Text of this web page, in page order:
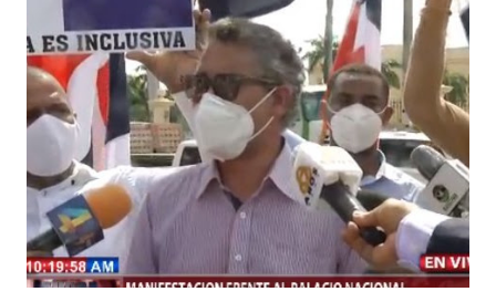
están es regularizando a toda máquina en la parte de atrás
de migración, más haitianos que nunca, pueblo más pendejo
.🇩🇴🤪 pic.twitter.com/KeCvcoMg0j — Manolo Hernandez
(@ManoloH50450283) September 22, 2020